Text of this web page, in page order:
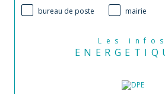
bureau de poste
mairie
Les infos